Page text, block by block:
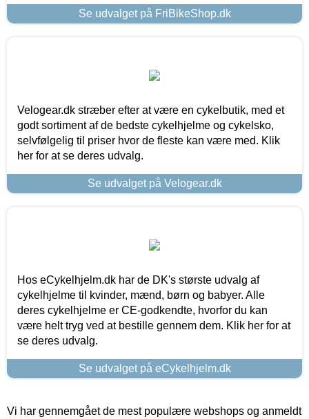
Se udvalget på FriBikeShop.dk
Velogear.dk stræber efter at være en cykelbutik, med et
godt sortiment af de bedste cykelhjelme og cykelsko,
selvfølgelig til priser hvor de fleste kan være med. Klik
her for at se deres udvalg.
Se udvalget på Velogear.dk
Hos eCykelhjelm.dk har de DK's største udvalg af
cykelhjelme til kvinder, mænd, børn og babyer. Alle
deres cykelhjelme er CE-godkendte, hvorfor du kan
være helt tryg ved at bestille gennem dem. Klik her for at
se deres udvalg.
Se udvalget på eCykelhjelm.dk
Vi har gennemgået de mest populære webshops og anmeldt